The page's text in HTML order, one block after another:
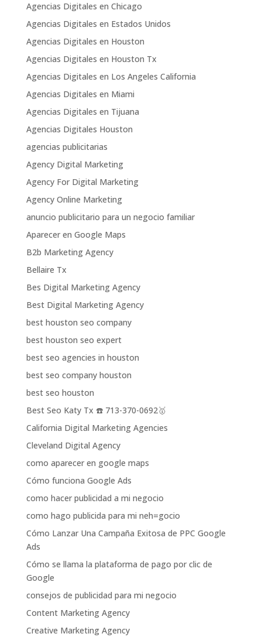
Agencias Digitales en Chicago
Agencias Digitales en Estados Unidos
Agencias Digitales en Houston
Agencias Digitales en Houston Tx
Agencias Digitales en Los Angeles California
Agencias Digitales en Miami
Agencias Digitales en Tijuana
Agencias Digitales Houston
agencias publicitarias
Agency Digital Marketing
Agency For Digital Marketing
Agency Online Marketing
anuncio publicitario para un negocio familiar
Aparecer en Google Maps
B2b Marketing Agency
Bellaire Tx
Bes Digital Marketing Agency
Best Digital Marketing Agency
best houston seo company
best houston seo expert
best seo agencies in houston
best seo company houston
best seo houston
Best Seo Katy Tx ☎️ 713-370-0692🥇
California Digital Marketing Agencies
Cleveland Digital Agency
como aparecer en google maps
Cómo funciona Google Ads
como hacer publicidad a mi negocio
como hago publicida para mi neh=gocio
Cómo Lanzar Una Campaña Exitosa de PPC Google
Ads
Cómo se llama la plataforma de pago por clic de
Google
consejos de publicidad para mi negocio
Content Marketing Agency
Creative Marketing Agency